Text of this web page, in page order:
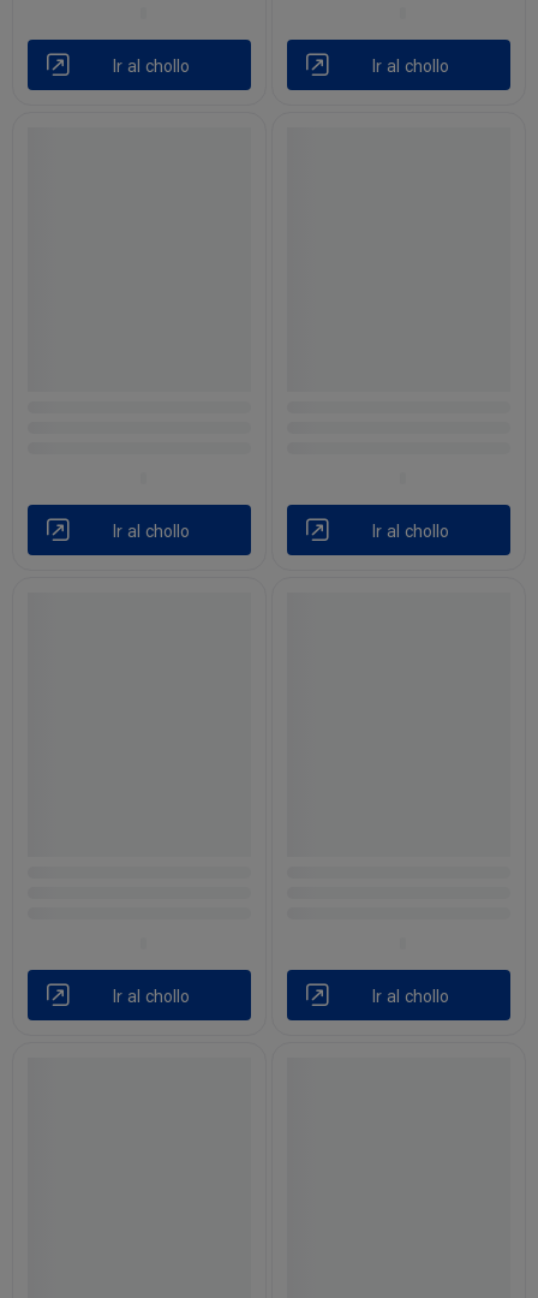
Ir al chollo Ir al chollo
Ir al chollo Ir al chollo
Ir al chollo Ir al chollo